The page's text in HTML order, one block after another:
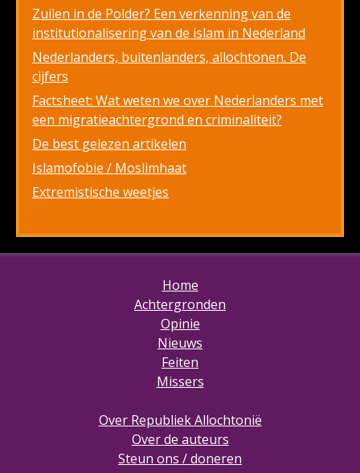
Zuilen in de Polder? Een verkenning van de
institutionalisering van de islam in Nederland
Nederlanders, buitenlanders, allochtonen. De
cijfers
Factsheet: Wat weten we over Nederlanders met
een migratieachtergrond en criminaliteit?
De best gelezen artikelen
Islamofobie / Moslimhaat
Extremistische weetjes
Home
Achtergronden
Opinie
Nieuws
Feiten
Missers
Over Republiek Allochtonië
Over de auteurs
Steun ons / doneren